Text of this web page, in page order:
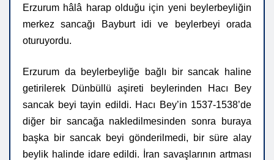
Erzurum hâlâ harap olduğu için yeni beylerbeyliğin
merkez sancağı Bayburt idi ve beylerbeyi orada
oturuyordu.
Erzurum da beylerbeyliğe bağlı bir sancak haline
getirilerek Dünbüllü aşireti beylerinden Hacı Bey
sancak beyi tayin edildi. Hacı Bey’in 1537-1538’de
diğer bir sancağa nakledilmesinden sonra buraya
başka bir sancak beyi gönderilmedi, bir süre alay
beylik halinde idare edildi. İran savaşlarının artması